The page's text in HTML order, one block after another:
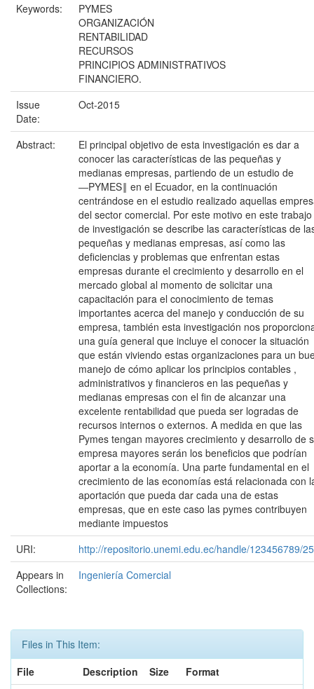
Keywords:
PYMES
ORGANIZACIÓN
RENTABILIDAD
RECURSOS
PRINCIPIOS ADMINISTRATIVOS
FINANCIERO.
Issue
Date:
Oct-2015
Abstract:
El principal objetivo de esta investigación es dar a
conocer las características de las pequeñas y
medianas empresas, partiendo de un estudio de
―PYMES‖ en el Ecuador, en la continuación
centrándose en el estudio realizado aquellas
del sector comercial. Por este motivo en este trabajo
de investigación se describe las características de
pequeñas y medianas empresas, así como las
deficiencias y problemas que enfrentan estas
empresas durante el crecimiento y desarrollo en el
mercado global al momento de solicitar una
capacitación para el conocimiento de temas
importantes acerca del manejo y conducción de su
empresa, también esta investigación nos
una guía general que incluye el conocer la situación
que están viviendo estas organizaciones para un
manejo de cómo aplicar los principios contables ,
administrativos y financieros en las pequeñas y
medianas empresas con el fin de alcanzar una
excelente rentabilidad que pueda ser logradas de
recursos internos o externos. A medida en que las
Pymes tengan mayores crecimiento y desarrollo de
empresa mayores serán los beneficios que podrían
aportar a la economía. Una parte fundamental en el
crecimiento de las economías está relacionada con
aportación que pueda dar cada una de estas
empresas, que en este caso las pymes contribuyen
mediante impuestos
URI:
http://repositorio.unemi.edu.ec/handle/123456789/
Appears in
Collections:
Ingeniería Comercial
Files in This Item:
File
Description Size
Format